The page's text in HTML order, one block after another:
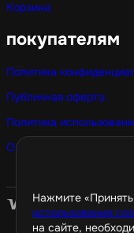
Нажмите
использования
на сайте,
Корзина
покупателям
Политика
Публичная оферта
Политика
Оптовые покупки